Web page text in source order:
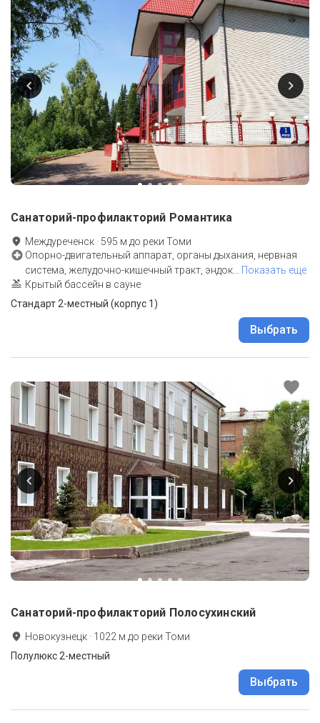
Санаторий-профилакторий Романтика
Междуреченск · 595 м до реки Томи
Опорно-двигательный аппарат, органы дыхания, нервная
система, желудочно-кишечный тракт, эндок
Показать еще
Крытый бассейн в сауне
Стандарт 2-местный (корпус 1)
Выбрать
Санаторий-профилакторий Полосухинский
Новокузнецк · 1022 м до реки Томи
Полулюкс 2-местный
Выбрать